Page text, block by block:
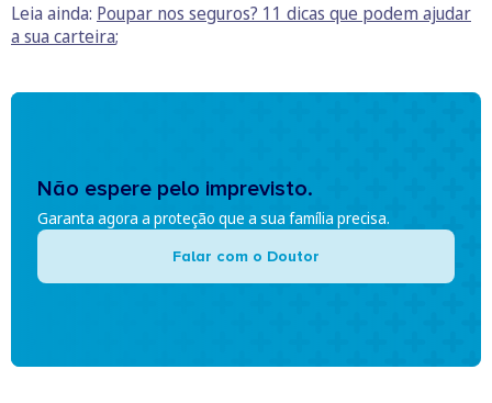
Leia ainda: Poupar nos seguros? 11 dicas que podem ajudar
a sua carteira;
Não espere pelo imprevisto.
Garanta agora a proteção que a sua família precisa.
Falar com o Doutor